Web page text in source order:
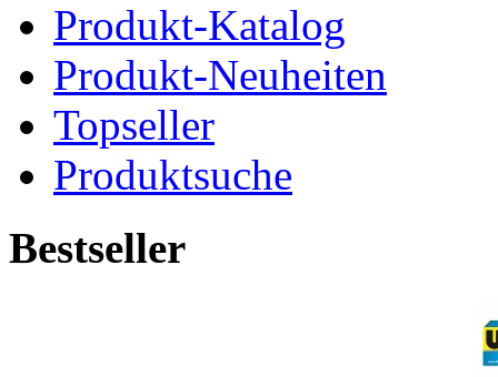
Produkt-Katalog
Produkt-Neuheiten
Topseller
Produktsuche
Bestseller